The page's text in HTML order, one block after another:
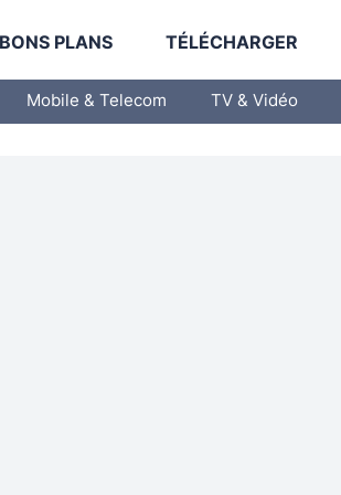
BONS PLANS TÉLÉCHARGER
Mobile & Telecom TV & Vidéo